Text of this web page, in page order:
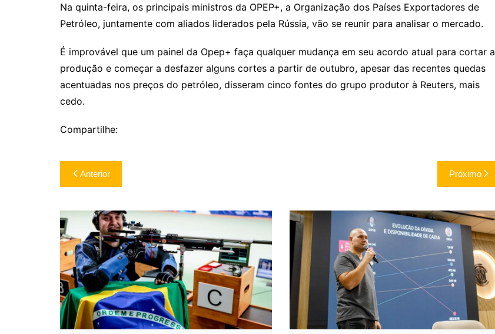
Na quinta-feira, os principais ministros da OPEP+, a Organização dos Países Exportadores de
Petróleo, juntamente com aliados liderados pela Rússia, vão se reunir para analisar o mercado.
É improvável que um painel da Opep+ faça qualquer mudança em seu acordo atual para cortar a
produção e começar a desfazer alguns cortes a partir de outubro, apesar das recentes quedas
acentuadas nos preços do petróleo, disseram cinco fontes do grupo produtor à Reuters, mais
cedo.
Compartilhe:
Navegação
de
Post
Anterior Próximo